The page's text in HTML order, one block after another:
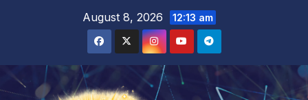
August 8, 2026 12:13 am